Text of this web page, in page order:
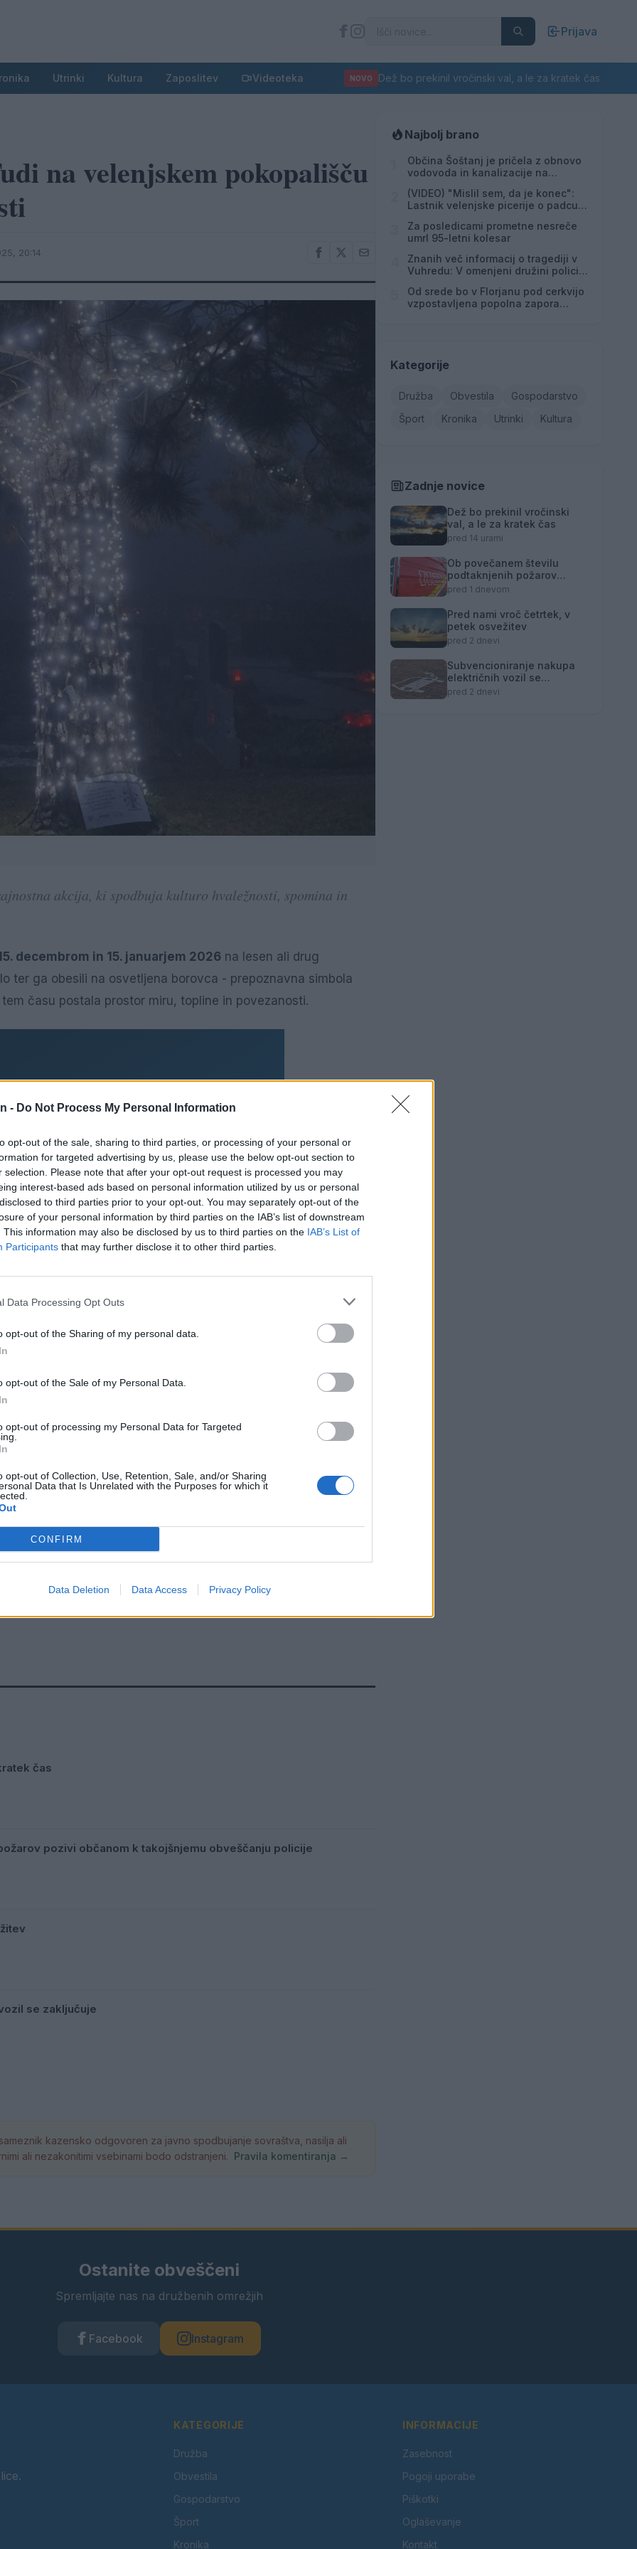
- Do Not Process My Personal Information
opt-out of the sale, sharing to third parties, or processing of your personal or
for targeted advertising by us, please use the below opt-out section to
selection. Please note that after your opt-out request is processed you may
interest-based ads based on personal information utilized by us or personal
to third parties prior to your opt-out. You may separately opt-out of the
of your personal information by third parties on the IAB’s list of downstream
This information may also be disclosed by us to third parties on the IAB’s List of
Participants that may further disclose it to other third parties.
Data Processing Opt Outs
opt-out of the Sharing of my personal data.
opt-out of the Sale of my Personal Data.
opt-out of processing my Personal Data for Targeted
opt-out of Collection, Use, Retention, Sale, and/or Sharing
Data that Is Unrelated with the Purposes for which it
CONFIRM
Data Deletion Data Access Privacy Policy
Prijava
Utrinki Kultura Zaposlitev Videoteka NOVO Dež bo prekinil vročinski val, a le za kratek čas
na velenjskem pokopališču
20:14
akcija, ki spodbuja kulturo hvaležnosti, spomina in
decembrom in 15. januarjem 2026 na lesen ali drug
ter ga obesili na osvetljena borovca - prepoznavna simbola
času postala prostor miru, topline in povezanosti.
in je plod sodelovanja Zbornice komunalnega gospodarstva
lahko sodelujejo vsa slovenska pokopališča.
a v vaših spominih živijo naprej.
zale.si
čas
pozivi občanom k takojšnjemu obveščanju policije
se zaključuje
kazensko odgovoren za javno spodbujanje sovraštva, nasilja ali
ali nezakonitimi vsebinami bodo odstranjeni. Pravila komentiranja →
Najbolj brano
Občina Šoštanj je pričela z obnovo
vodovoda in kanalizacije na
(VIDEO) "Mislil sem, da je konec":
Lastnik velenjske picerije o padcu s
Za posledicami prometne nesreče
umrl 95-letni kolesar
Znanih več informacij o tragediji v
Vuhredu: V omenjeni družini policija
Od srede bo v Florjanu pod cerkvijo
vzpostavljena popolna zapora
Kategorije
Družba Obvestila
Gospodarstvo
Šport
Kronika Utrinki Kultura
Zadnje novice
Dež bo prekinil vročinski
val, a le za kratek čas
pred 14 urami
Ob povečanem številu
podtaknjenih požarov
pozivi občanom k
policije
pred 1 dnevom
Pred nami vroč četrtek, v
petek osvežitev
pred 2 dnevi
Subvencioniranje nakupa
električnih vozil se
zaključuje
pred 2 dnevi
Ostanite obveščeni
Spremljajte nas na družbenih omrežjih
Facebook Instagram
KATEGORIJE
Družba
Obvestila
Gospodarstvo
Šport
Kronika
INFORMACIJE
Zasebnost
Pogoji uporabe
Piškotki
Oglaševanje
Kontakt